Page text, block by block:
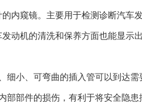
内窥镜。主要用于检测诊断汽车
动机的清洗和保养方面也能显示出
小、可弯曲的插入管可以到达需
部件的损伤，有利于将安全隐患